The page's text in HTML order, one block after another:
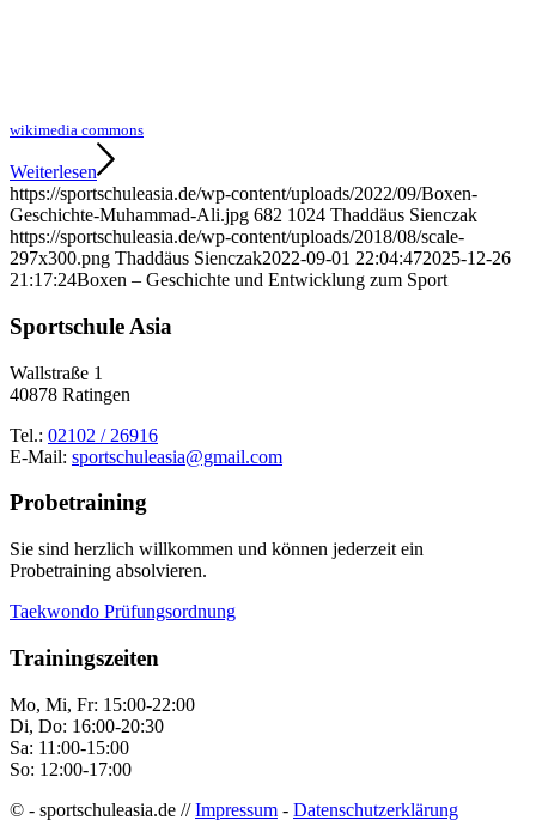
wikimedia commons
Weiterlesen
https://sportschuleasia.de/wp-content/uploads/2022/09/Boxen-
Geschichte-Muhammad-Ali.jpg 682 1024 Thaddäus Sienczak
https://sportschuleasia.de/wp-content/uploads/2018/08/scale-
297x300.png Thaddäus Sienczak2022-09-01 22:04:472025-12-26
21:17:24Boxen – Geschichte und Entwicklung zum Sport
Sportschule Asia
Wallstraße 1
40878 Ratingen
Tel.: 02102 / 26916
E-Mail: sportschuleasia@gmail.com
Probetraining
Sie sind herzlich willkommen und können jederzeit ein
Probetraining absolvieren.
Taekwondo Prüfungsordnung
Trainingszeiten
Mo, Mi, Fr: 15:00-22:00
Di, Do: 16:00-20:30
Sa: 11:00-15:00
So: 12:00-17:00
© - sportschuleasia.de //Impressum - Datenschutzerklärung